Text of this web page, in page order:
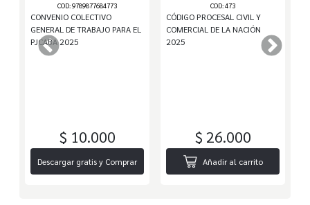
COD: 9789877684773
CONVENIO COLECTIVO
GENERAL DE TRABAJO PARA EL
PJCABA 2025
$ 10.000
Descargar gratis y Comprar
COD: 473
CÓDIGO PROCESAL CIVIL Y
COMERCIAL DE LA NACIÓN
2025
$ 26.000
Añadir al carrito